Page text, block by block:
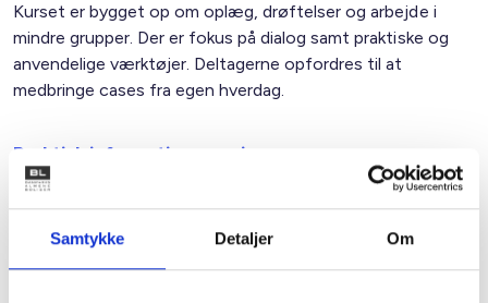
Samtykke Detaljer Om
Kurset er bygget op om oplæg, drøftelser og arbejde i
mindre grupper. Der er fokus på dialog samt praktiske og
anvendelige værktøjer. Deltagerne opfordres til at
medbringe cases fra egen hverdag.
Praktisk information og pris
Kurset varer 4 timer og kan placeres på såvel hverdage
som weekender. Boligorganisationen stiller lokale og
forplejning til rådighed.